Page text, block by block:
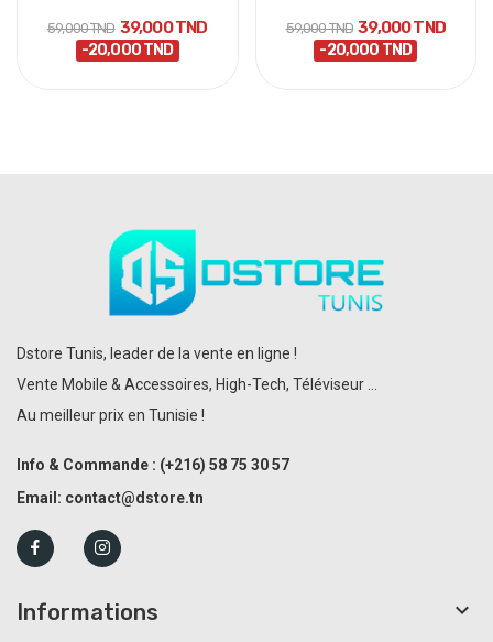
59,000 TND 39,000 TND
-20,000 TND
59,000 TND 39,000 TND
-20,000 TND
Dstore Tunis, leader de la vente en ligne !
Vente Mobile & Accessoires, High-Tech, Téléviseur ...
Au meilleur prix en Tunisie !
Info & Commande : (+216) 58 75 30 57
Email: contact@dstore.tn
Informations 